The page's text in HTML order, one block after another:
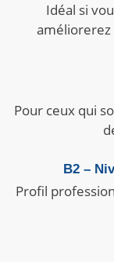
Idéal si
améliorerez
Pour ceux qui
B2 –
Profil